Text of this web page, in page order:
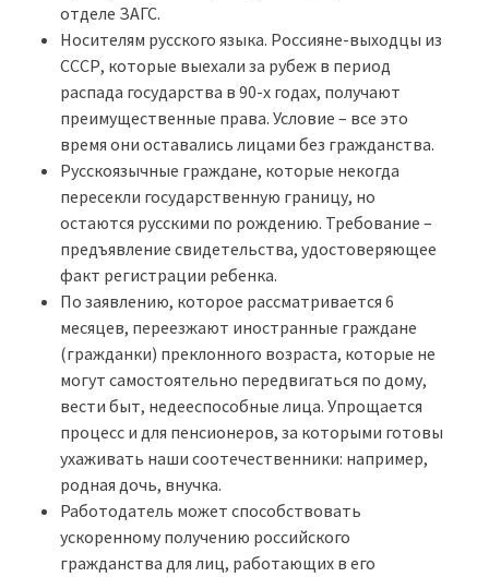
отделе ЗАГС.
Носителям русского языка. Россияне-выходцы из
СССР, которые выехали за рубеж в период
распада государства в 90-х годах, получают
преимущественные права. Условие – все это
время они оставались лицами без гражданства.
Русскоязычные граждане, которые некогда
пересекли государственную границу, но
остаются русскими по рождению. Требование –
предъявление свидетельства, удостоверяющее
факт регистрации ребенка.
По заявлению, которое рассматривается 6
месяцев, переезжают иностранные граждане
(гражданки) преклонного возраста, которые не
могут самостоятельно передвигаться по дому,
вести быт, недееспособные лица. Упрощается
процесс и для пенсионеров, за которыми готовы
ухаживать наши соотечественники: например,
родная дочь, внучка.
Работодатель может способствовать
ускоренному получению российского
гражданства для лиц, работающих в его